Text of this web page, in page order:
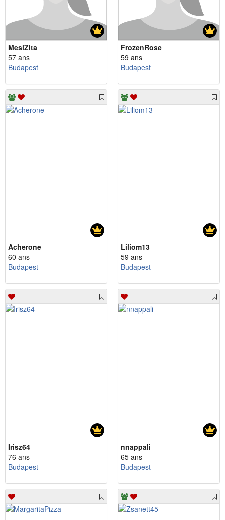
MesiZita
57 ans
Budapest
FrozenRose
59 ans
Budapest
Acherone
60 ans
Budapest
Liliom13
59 ans
Budapest
Irisz64
76 ans
Budapest
nnappali
65 ans
Budapest